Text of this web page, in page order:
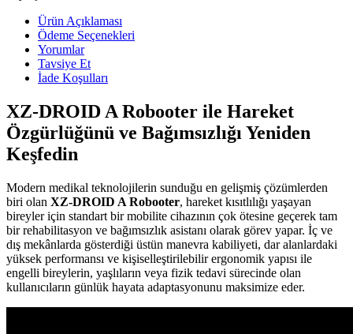
Ürün Açıklaması
Ödeme Seçenekleri
Yorumlar
Tavsiye Et
İade Koşulları
XZ-DROID A Robooter ile Hareket
Özgürlüğünü ve Bağımsızlığı Yeniden
Keşfedin
Modern medikal teknolojilerin sunduğu en gelişmiş çözümlerden
biri olan XZ-DROID A Robooter, hareket kısıtlılığı yaşayan
bireyler için standart bir mobilite cihazının çok ötesine geçerek tam
bir rehabilitasyon ve bağımsızlık asistanı olarak görev yapar. İç ve
dış mekânlarda gösterdiği üstün manevra kabiliyeti, dar alanlardaki
yüksek performansı ve kişiselleştirilebilir ergonomik yapısı ile
engelli bireylerin, yaşlıların veya fizik tedavi sürecinde olan
kullanıcıların günlük hayata adaptasyonunu maksimize eder.